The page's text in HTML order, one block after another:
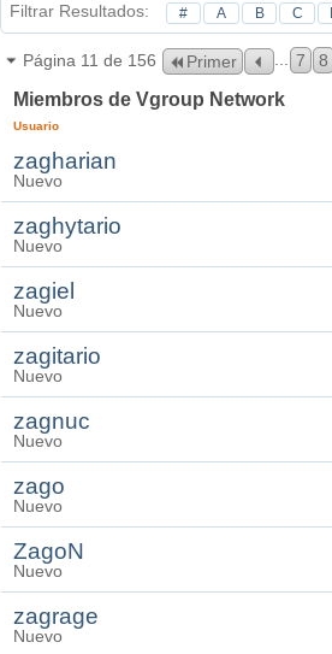
Filtrar Resultados # A B C
Página 11 de 156 Primer 7 8
Miembros de Vgroup Network
Usuario
zagharian
Nuevo
zaghytario
Nuevo
zagiel
Nuevo
zagitario
Nuevo
zagnuc
Nuevo
zago
Nuevo
ZagoN
Nuevo
zagrage
Nuevo